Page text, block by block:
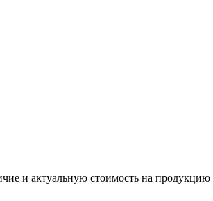
и актуальную стоимость на